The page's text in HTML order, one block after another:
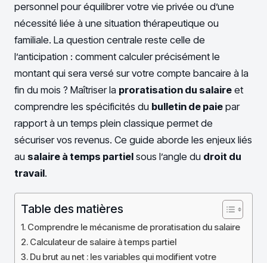
personnel pour équilibrer votre vie privée ou d’une
nécessité liée à une situation thérapeutique ou
familiale. La question centrale reste celle de
l’anticipation : comment calculer précisément le
montant qui sera versé sur votre compte bancaire à la
fin du mois ? Maîtriser la proratisation du salaire et
comprendre les spécificités du bulletin de paie par
rapport à un temps plein classique permet de
sécuriser vos revenus. Ce guide aborde les enjeux liés
au salaire à temps partiel sous l’angle du droit du
travail.
Table des matières
Comprendre le mécanisme de proratisation du salaire
Calculateur de salaire à temps partiel
Du brut au net : les variables qui modifient votre